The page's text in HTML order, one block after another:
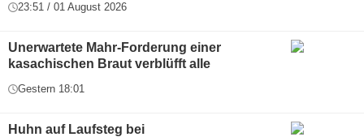
23:51 / 01 August 2026
Unerwartete Mahr-Forderung einer
kasachischen Braut verblüfft alle
Gestern 18:01
Huhn auf Laufsteg bei